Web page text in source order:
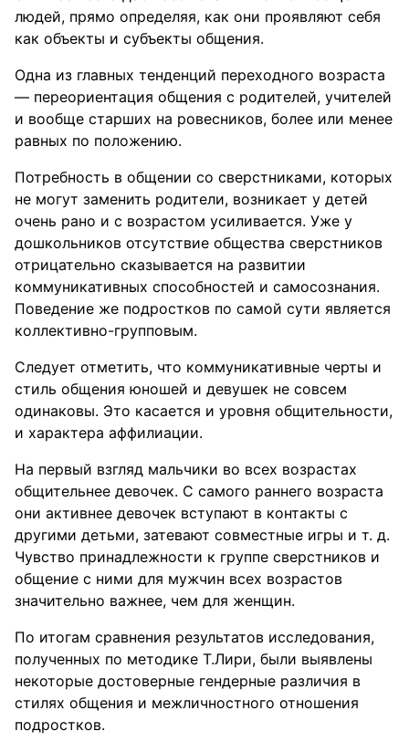
людей, прямо определяя, как они проявляют себя
как объекты и субъекты общения.
Одна из главных тенденций переходного возраста
— переориентация общения с родителей, учителей
и вообще старших на ровесников, более или менее
равных по положению.
Потребность в общении со сверстниками, которых
не могут заменить родители, возникает у детей
очень рано и с возрастом усиливается. Уже у
дошкольников отсутствие общества сверстников
отрицательно сказывается на развитии
коммуникативных способностей и самосознания.
Поведение же подростков по самой сути является
коллективно-групповым.
Следует отметить, что коммуникативные черты и
стиль общения юношей и девушек не совсем
одинаковы. Это касается и уровня общительности,
и характера аффилиации.
На первый взгляд мальчики во всех возрастах
общительнее девочек. С самого раннего возраста
они активнее девочек вступают в контакты с
другими детьми, затевают совместные игры и т. д.
Чувство принадлежности к группе сверстников и
общение с ними для мужчин всех возрастов
значительно важнее, чем для женщин.
По итогам сравнения результатов исследования,
полученных по методике Т.Лири, были выявлены
некоторые достоверные гендерные различия в
стилях общения и межличностного отношения
подростков.